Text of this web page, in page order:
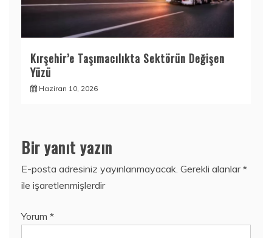
Kırşehir’e Taşımacılıkta Sektörün Değişen
Yüzü
Haziran 10, 2026
Bir yanıt yazın
E-posta adresiniz yayınlanmayacak. Gerekli alanlar*
ile işaretlenmişlerdir
Yorum *